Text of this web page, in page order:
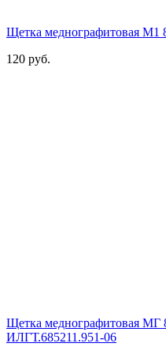
Щетка меднографитовая М1
120 руб.
Щетка меднографитовая МГ
ИЛГТ.685211.951-06